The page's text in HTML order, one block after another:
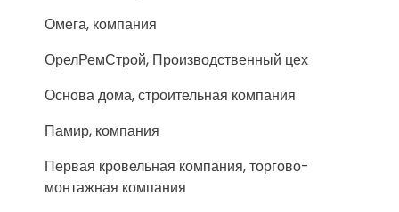
Омега, компания
ОрелРемСтрой, Производственный цех
Основа дома, строительная компания
Памир, компания
Первая кровельная компания, торгово-
монтажная компания